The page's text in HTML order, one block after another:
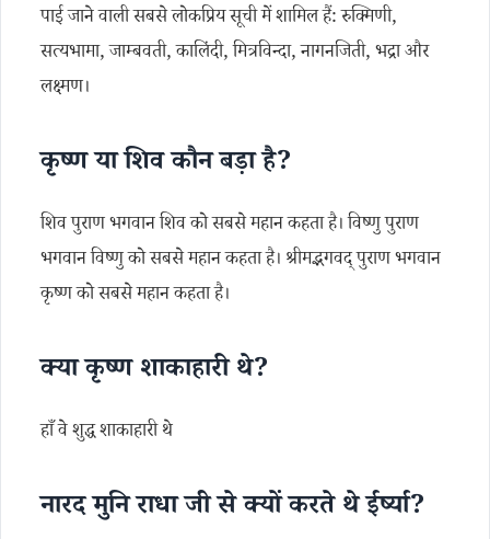
पाई जाने वाली सबसे लोकप्रिय सूची में शामिल हैं: रुक्मिणी,
सत्यभामा, जाम्बवती, कालिंदी, मित्रविन्दा, नागनजिती, भद्रा और
लक्ष्मण।
कृष्ण या शिव कौन बड़ा है?
शिव पुराण भगवान शिव को सबसे महान कहता है। विष्णु पुराण
भगवान विष्णु को सबसे महान कहता है। श्रीमद्भगवद् पुराण भगवान
कृष्ण को सबसे महान कहता है।
क्या कृष्ण शाकाहारी थे?
हाँ वे शुद्ध शाकाहारी थे
नारद मुनि राधा जी से क्यों करते थे ईर्ष्या?